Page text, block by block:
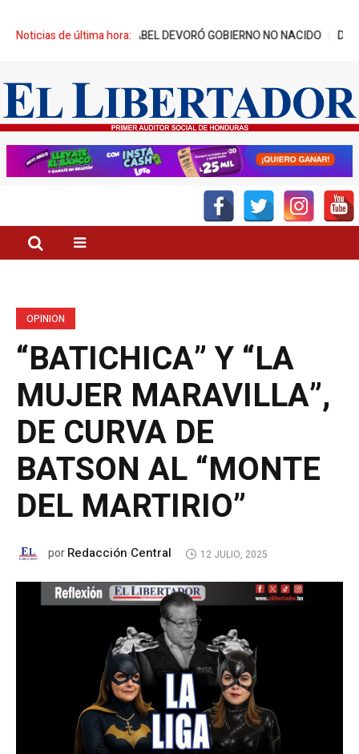
Noticias de última hora:
DE BABEL DEVORÓ GOBIERNO NO NACIDO DÍA DEL GATO,
OPINION
“BATICHICA” Y “LA
MUJER MARAVILLA”,
DE CURVA DE
BATSON AL “MONTE
DEL MARTIRIO”
porRedacción Central 12 JULIO, 2025